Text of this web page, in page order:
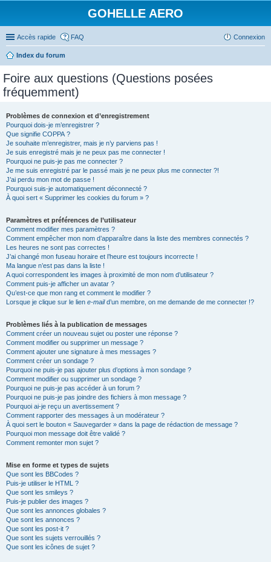
GOHELLE AERO
Accès rapide FAQ Connexion
Index du forum
Foire aux questions (Questions posées
fréquemment)
Problèmes de connexion et d’enregistrement
Pourquoi dois-je m’enregistrer ?
Que signifie COPPA ?
Je souhaite m’enregistrer, mais je n’y parviens pas !
Je suis enregistré mais je ne peux pas me connecter !
Pourquoi ne puis-je pas me connecter ?
Je me suis enregistré par le passé mais je ne peux plus me connecter ?!
J’ai perdu mon mot de passe !
Pourquoi suis-je automatiquement déconnecté ?
À quoi sert « Supprimer les cookies du forum » ?
Paramètres et préférences de l’utilisateur
Comment modifier mes paramètres ?
Comment empêcher mon nom d’apparaître dans la liste des membres connectés ?
Les heures ne sont pas correctes !
J’ai changé mon fuseau horaire et l’heure est toujours incorrecte !
Ma langue n’est pas dans la liste !
A quoi correspondent les images à proximité de mon nom d’utilisateur ?
Comment puis-je afficher un avatar ?
Qu’est-ce que mon rang et comment le modifier ?
Lorsque je clique sur le lien e-maild’un membre, on me demande de me connecter !?
Problèmes liés à la publication de messages
Comment créer un nouveau sujet ou poster une réponse ?
Comment modifier ou supprimer un message ?
Comment ajouter une signature à mes messages ?
Comment créer un sondage ?
Pourquoi ne puis-je pas ajouter plus d’options à mon sondage ?
Comment modifier ou supprimer un sondage ?
Pourquoi ne puis-je pas accéder à un forum ?
Pourquoi ne puis-je pas joindre des fichiers à mon message ?
Pourquoi ai-je reçu un avertissement ?
Comment rapporter des messages à un modérateur ?
À quoi sert le bouton « Sauvegarder » dans la page de rédaction de message ?
Pourquoi mon message doit être validé ?
Comment remonter mon sujet ?
Mise en forme et types de sujets
Que sont les BBCodes ?
Puis-je utiliser le HTML ?
Que sont les smileys ?
Puis-je publier des images ?
Que sont les annonces globales ?
Que sont les annonces ?
Que sont les post-it ?
Que sont les sujets verrouillés ?
Que sont les icônes de sujet ?